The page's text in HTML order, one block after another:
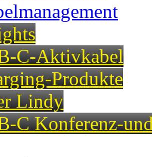
C-Aktivkabel
Produkte
Lindy
C Konferenz-